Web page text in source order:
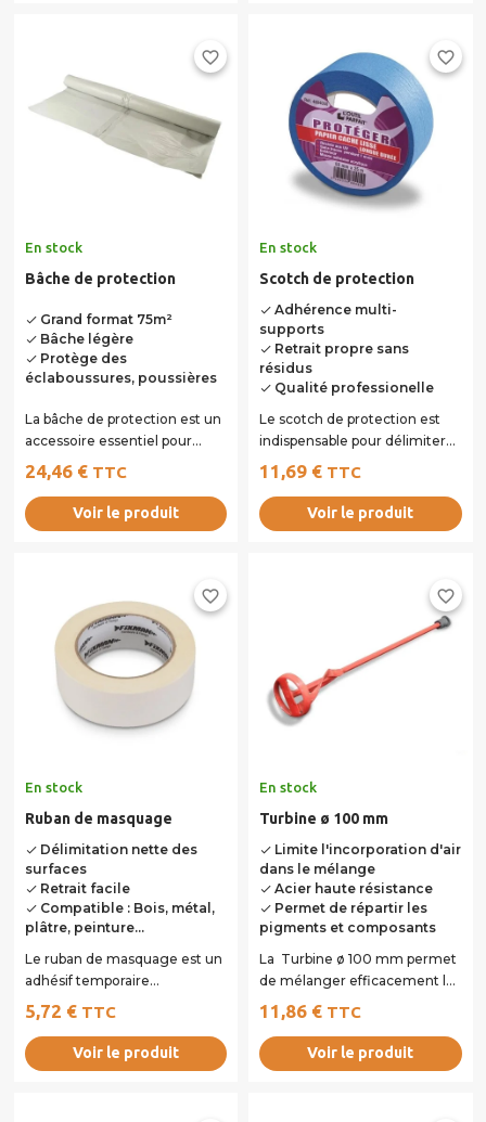
favorite_border
En stock
Bâche de protection
doneGrand format 75m²
doneBâche légère
doneProtège des
éclaboussures, poussières
La bâche de protection est un
accessoire essentiel pour
protéger vos surfaces lors de...
24,46 € TTC
Voir le produit
favorite_border
En stock
Scotch de protection
done Adhérence multi-
supports
done Retrait propre sans
résidus
done Qualité professionelle
Le scotch de protection est
indispensable pour délimiter
et protéger vos surfaces lors
de...
11,69 € TTC
Voir le produit
favorite_border
En stock
Ruban de masquage
doneDélimitation nette des
surfaces
doneRetrait facile
doneCompatible : Bois, métal,
plâtre, peinture...
Le ruban de masquage est un
adhésif temporaire
indispensable pour protéger
les zones non...
5,72 € TTC
Voir le produit
favorite_border
En stock
Turbine ø 100 mm
done Limite l'incorporation d'air
dans le mélange
done Acier haute résistance
done Permet de répartir les
pigments et composants
La Turbine ø 100 mm permet
de mélanger efficacement le
béton ciré, les enduits, le
primaire...
11,86 € TTC
Voir le produit